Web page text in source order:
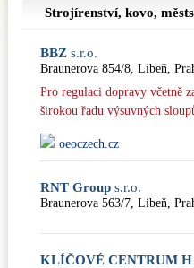
Strojírenství, kovo,
BBZ s.r.o.
Braunerova 854/8, Libeň,
Pro regulaci dopravy včetně
širokou řadu výsuvných
oeoczech.cz
RNT Group s.r.o.
Braunerova 563/7, Libeň,
KLÍČOVÉ CENTRUM H